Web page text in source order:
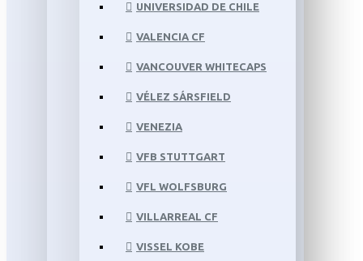
UNIVERSIDAD DE CHILE
VALENCIA CF
VANCOUVER WHITECAPS
VÉLEZ SÁRSFIELD
VENEZIA
VFB STUTTGART
VFL WOLFSBURG
VILLARREAL CF
VISSEL KOBE